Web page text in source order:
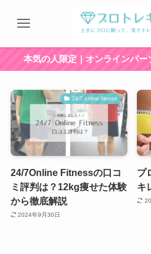
本気の人限定｜オンラインパ
24/7 online fitness
24/7Online Fitnessの口コ
ミ評判は？12kg痩せた体験
から徹底解説
2024年9月30日
プ
キ